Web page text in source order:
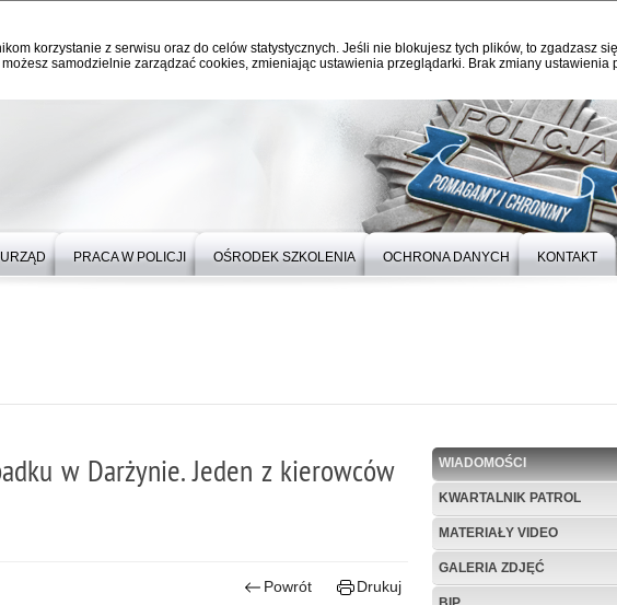
korzystanie z serwisu oraz do celów statystycznych. Jeśli nie blokujesz tych plików, to zgadzasz
samodzielnie zarządzać cookies, zmieniając ustawienia przeglądarki. Brak zmiany ustawienia
URZĄD PRACA W POLICJI OŚRODEK SZKOLENIA OCHRONA DANYCH KONTAKT
WIADOMOŚCI
KWARTALNIK PATROL
MATERIAŁY VIDEO
GALERIA ZDJĘĆ
w Darżynie. Jeden z kierowców
Powrót Drukuj